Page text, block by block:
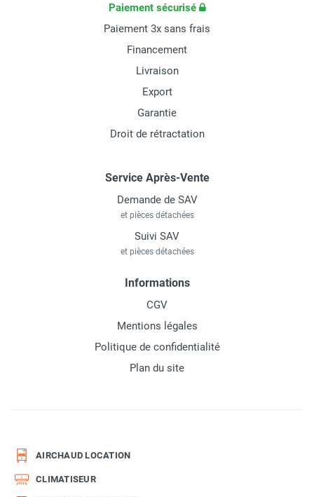
Paiement sécurisé
Paiement 3x sans frais
Financement
Livraison
Export
Garantie
Droit de rétractation
Service Après-Vente
Demande de SAV
et pièces détachées
Suivi SAV
et pièces détachées
Informations
CGV
Mentions légales
Politique de confidentialité
Plan du site
AIRCHAUD LOCATION
CLIMATISEUR